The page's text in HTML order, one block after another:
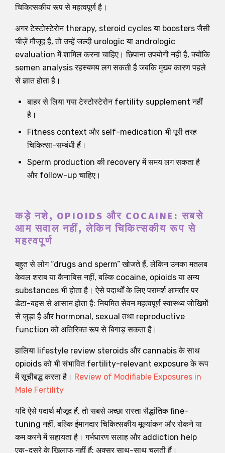
चिकित्सकीय रूप से महत्वपूर्ण है।
अगर टेस्टोस्टेरोन therapy, steroid cycles या boosters जैसी
चीज़ें मौजूद हैं, तो उन्हें जल्दी urologic या andrologic
evaluation में शामिल करना चाहिए। छिपाना उपयोगी नहीं है, क्योंकि
semen analysis रहस्यमय लग सकती है जबकि मुख्य कारण पहले
से ज्ञात होता है।
बाहर से लिया गया टेस्टोस्टेरोन fertility supplement नहीं
है।
Fitness context और self-medication भी पूरी तरह
चिकित्सा-सम्बंधी हैं।
Sperm production की recovery में समय लग सकता है
और follow-up चाहिए।
कड़े नशे, OPIOIDS और COCAINE: सबसे
आम सवाल नहीं, लेकिन चिकित्सकीय रूप से
महत्वपूर्ण
बहुत से लोग “drugs and sperm” खोजते हैं, लेकिन उनका मतलब
केवल शराब या कैनाबिस नहीं, बल्कि cocaine, opioids या अन्य
substances भी होता है। ऐसे पदार्थों के लिए परामर्श आमतौर पर
डेटा-बहस से आसान होता है: नियमित सेवन महत्वपूर्ण स्वास्थ्य जोखिमों
से जुड़ा है और hormonal, sexual तथा reproductive
function को अतिरिक्त रूप से बिगाड़ सकता है।
हालिया lifestyle review steroids और cannabis के साथ
opioids को भी संभावित fertility-relevant exposure के रूप
में सूचीबद्ध करता है। Review of Modifiable Exposures in
Male Fertility
यदि ऐसे पदार्थ मौजूद हैं, तो सबसे अच्छा रास्ता सैद्धांतिक fine-
tuning नहीं, बल्कि ईमानदार चिकित्सकीय मूल्यांकन और रोकने या
कम करने में सहायता है। गर्भधारण सलाह और addiction help
एक-दूसरे के खिलाफ नहीं हैं; अक्सर साथ-साथ चलती हैं।